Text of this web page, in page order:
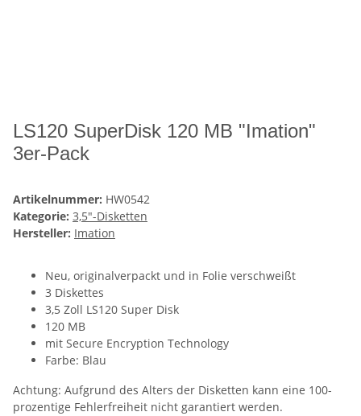
LS120 SuperDisk 120 MB "Imation"
3er-Pack
Artikelnummer: HW0542
Kategorie: 3,5"-Disketten
Hersteller: Imation
Neu, originalverpackt und in Folie verschweißt
3 Diskettes
3,5 Zoll LS120 Super Disk
120 MB
mit Secure Encryption Technology
Farbe: Blau
Achtung: Aufgrund des Alters der Disketten kann eine 100-
prozentige Fehlerfreiheit nicht garantiert werden.